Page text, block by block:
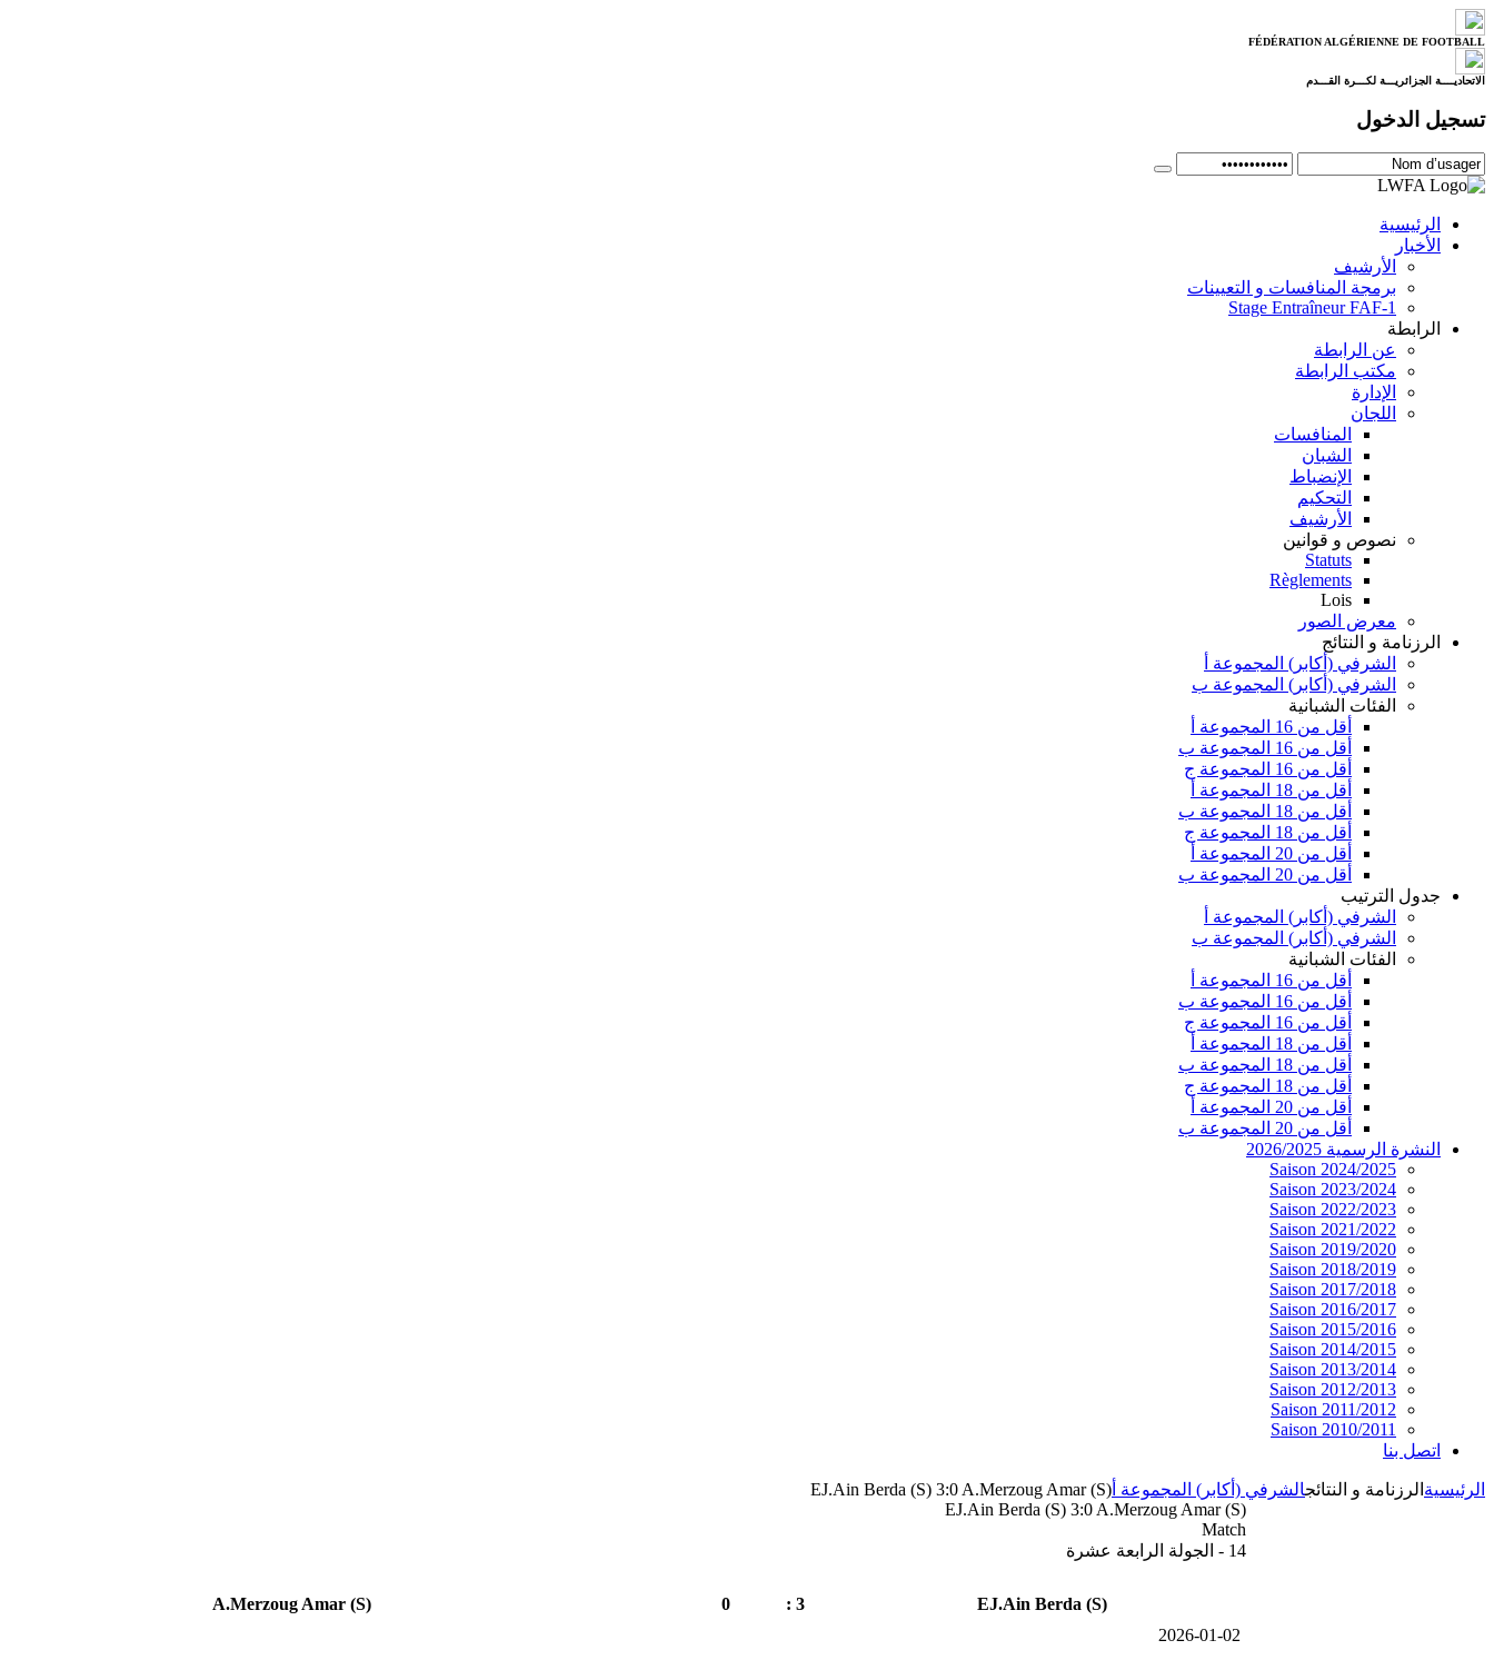
FÉDÉRATION ALGÉRIENNE DE FOOTBALL
الاتحاديــــة الجزائريـــة لكـــرة القـــدم
تسجيل الدخول
الرئيسية
الأخبار
الأرشيف
برمجة المنافسات و التعيينات
Stage Entraîneur FAF-1
الرابطة
عن الرابطة
مكتب الرابطة
الإدارة
اللجان
المنافسات
الشبان
الإنضباط
التحكيم
الأرشيف
نصوص و قوانين
Statuts
Règlements
Lois
معرض الصور
الرزنامة و النتائج
الشرفي (أكابر) المجموعة أ
الشرفي (أكابر) المجموعة ب
الفئات الشبانية
أقل من 16 المجموعة أ
أقل من 16 المجموعة ب
أقل من 16 المجموعة ج
أقل من 18 المجموعة أ
أقل من 18 المجموعة ب
أقل من 18 المجموعة ج
أقل من 20 المجموعة أ
أقل من 20 المجموعة ب
جدول الترتيب
الشرفي (أكابر) المجموعة أ
الشرفي (أكابر) المجموعة ب
الفئات الشبانية
أقل من 16 المجموعة أ
أقل من 16 المجموعة ب
أقل من 16 المجموعة ج
أقل من 18 المجموعة أ
أقل من 18 المجموعة ب
أقل من 18 المجموعة ج
أقل من 20 المجموعة أ
أقل من 20 المجموعة ب
النشرة الرسمية 2026/2025
Saison 2024/2025
Saison 2023/2024
Saison 2022/2023
Saison 2021/2022
Saison 2019/2020
Saison 2018/2019
Saison 2017/2018
Saison 2016/2017
Saison 2015/2016
Saison 2014/2015
Saison 2013/2014
Saison 2012/2013
Saison 2011/2012
Saison 2010/2011
اتصل بنا
الرئيسية الرزنامة و النتائجالشرفي (أكابر) المجموعة أ EJ.Ain Berda (S) 3:0 A.Merzoug Amar (S)
EJ.Ain Berda (S) 3:0 A.Merzoug Amar (S)
Match
14 - الجولة الرابعة عشرة
EJ.Ain Berda (S)
3 :
0
A.Merzoug Amar (S)
2026-01-02